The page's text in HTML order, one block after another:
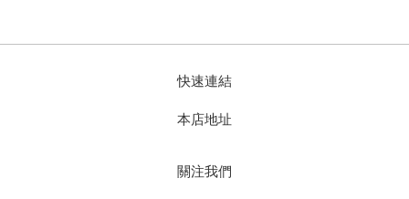
快速連結
本店地址
關注我們